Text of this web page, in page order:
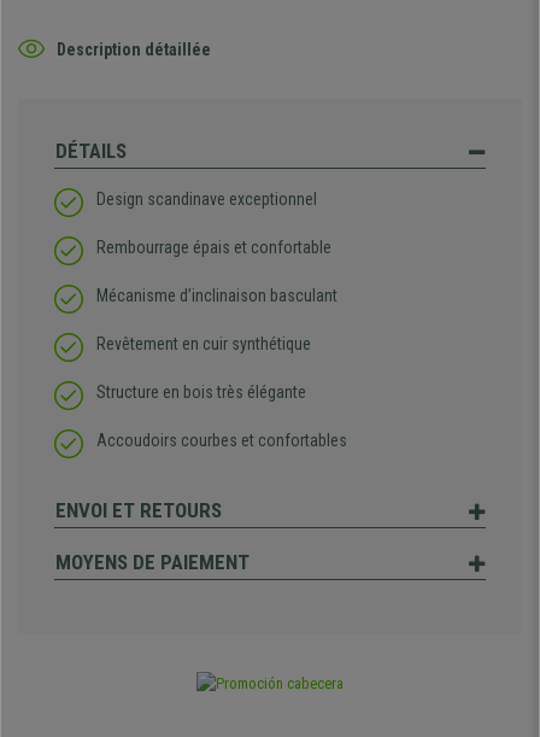
Description détaillée
DÉTAILS
Design scandinave exceptionnel
Rembourrage épais et confortable
Mécanisme d’inclinaison basculant
Revêtement en cuir synthétique
Structure en bois très élégante
Accoudoirs courbes et confortables
ENVOI ET RETOURS
MOYENS DE PAIEMENT